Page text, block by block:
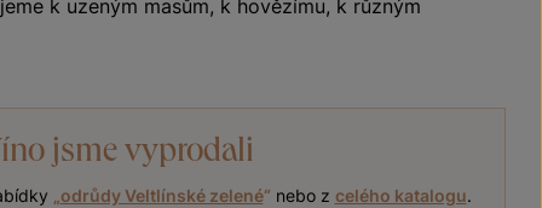
k uzeným masům, k hovězímu, k různým
jsme vyprodali
odrůdy Veltlínské zelené“ nebo z celého katalogu.